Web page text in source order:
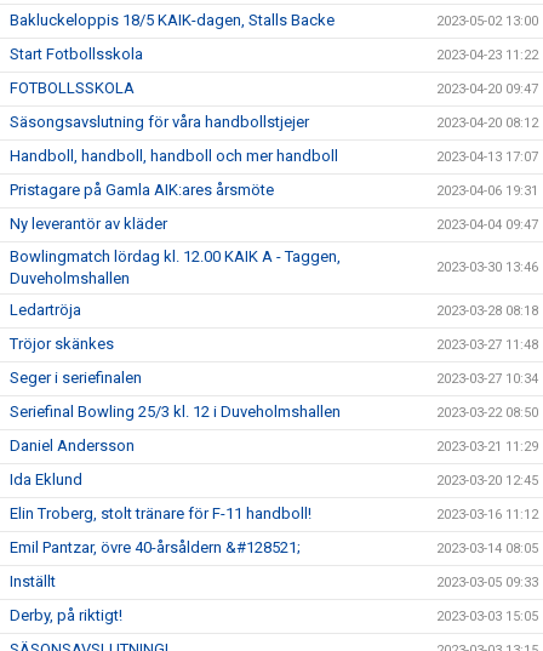
Bakluckeloppis 18/5 KAIK-dagen, Stalls Backe 2023-05-02 13:00
Start Fotbollsskola 2023-04-23 11:22
FOTBOLLSSKOLA 2023-04-20 09:47
Säsongsavslutning för våra handbollstjejer 2023-04-20 08:12
Handboll, handboll, handboll och mer handboll 2023-04-13 17:07
Pristagare på Gamla AIK:ares årsmöte 2023-04-06 19:31
Ny leverantör av kläder 2023-04-04 09:47
Bowlingmatch lördag kl. 12.00 KAIK A - Taggen,
Duveholmshallen
2023-03-30 13:46
Ledartröja 2023-03-28 08:18
Tröjor skänkes 2023-03-27 11:48
Seger i seriefinalen 2023-03-27 10:34
Seriefinal Bowling 25/3 kl. 12 i Duveholmshallen 2023-03-22 08:50
Daniel Andersson 2023-03-21 11:29
Ida Eklund 2023-03-20 12:45
Elin Troberg, stolt tränare för F-11 handboll! 2023-03-16 11:12
Emil Pantzar, övre 40-årsåldern &#128521; 2023-03-14 08:05
Inställt 2023-03-05 09:33
Derby, på riktigt! 2023-03-03 15:05